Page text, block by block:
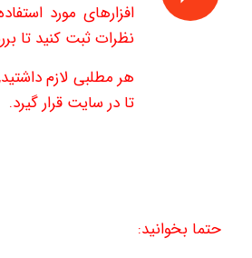
نظرات ثبت کنید تا
هر مطلبی لازم
تا در سایت قرار گیرد.
حتما بخوانید: